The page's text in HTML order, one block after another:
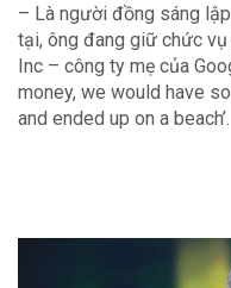
– Là người đồng sáng
tại, ông đang giữ chức
Inc – công ty mẹ của
money, we would have
and ended up on a beach’.